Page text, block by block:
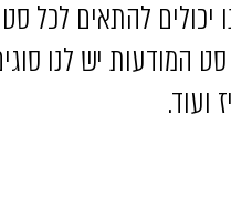
יכולים להתאים לכל
המודעות יש לנו
ועוד.